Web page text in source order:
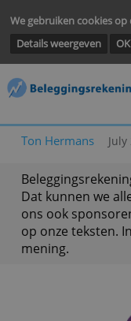
We gebruiken
Details weergeven
Dat kunnen we
ons ook
op onze